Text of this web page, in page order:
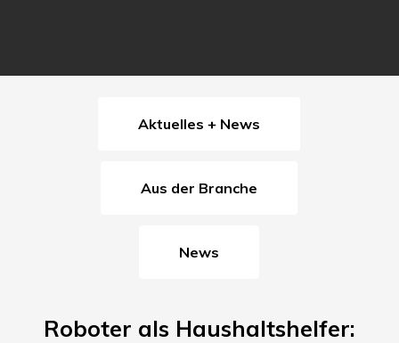
Aktuelles + News
Aus der Branche
News
Roboter als Haushaltshelfer: